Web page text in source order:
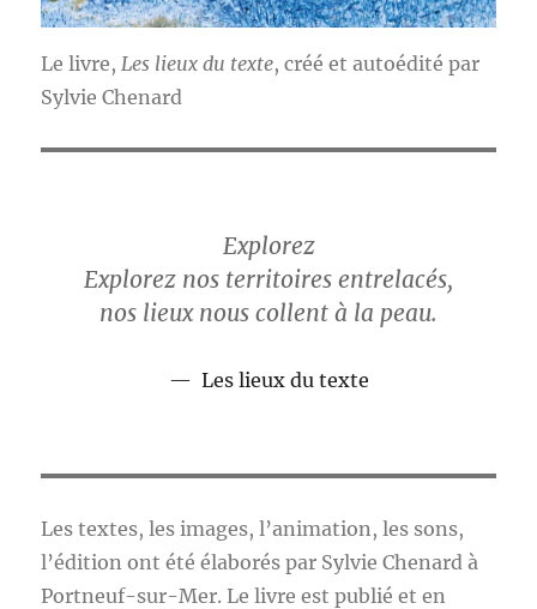
Le livre, Les lieux du texte, créé et autoédité par
Sylvie Chenard
Explorez
Explorez nos territoires entrelacés,
nos lieux nous collent à la peau.
Les lieux du texte
Les textes, les images, l’animation, les sons,
l’édition ont été élaborés par Sylvie Chenard à
Portneuf-sur-Mer. Le livre est publié et en